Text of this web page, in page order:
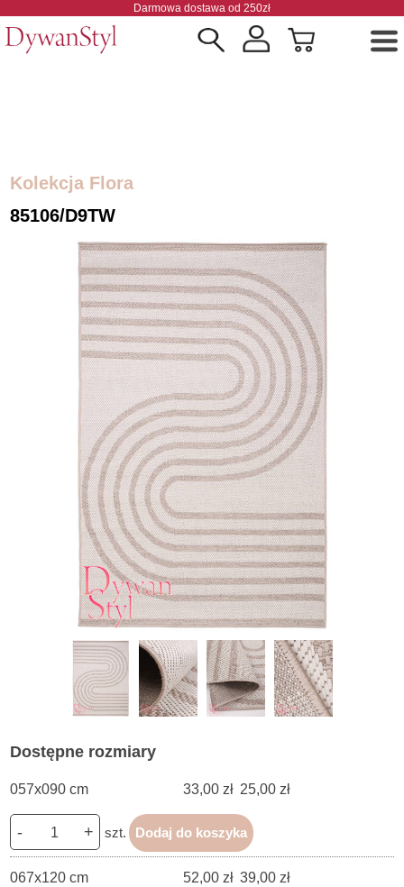
Darmowa dostawa od 250zł
Kolekcja Flora
85106/D9TW
Dostępne rozmiary
057x090 cm 33,00 zł 25,00 zł
- + szt. Dodaj do koszyka
067x120 cm 52,00 zł 39,00 zł